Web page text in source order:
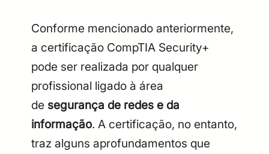
Conforme mencionado anteriormente,
a certificação CompTIA Security+
pode ser realizada por qualquer
profissional ligado à área
de segurança de redes e da
informação. A certificação, no entanto,
traz alguns aprofundamentos que